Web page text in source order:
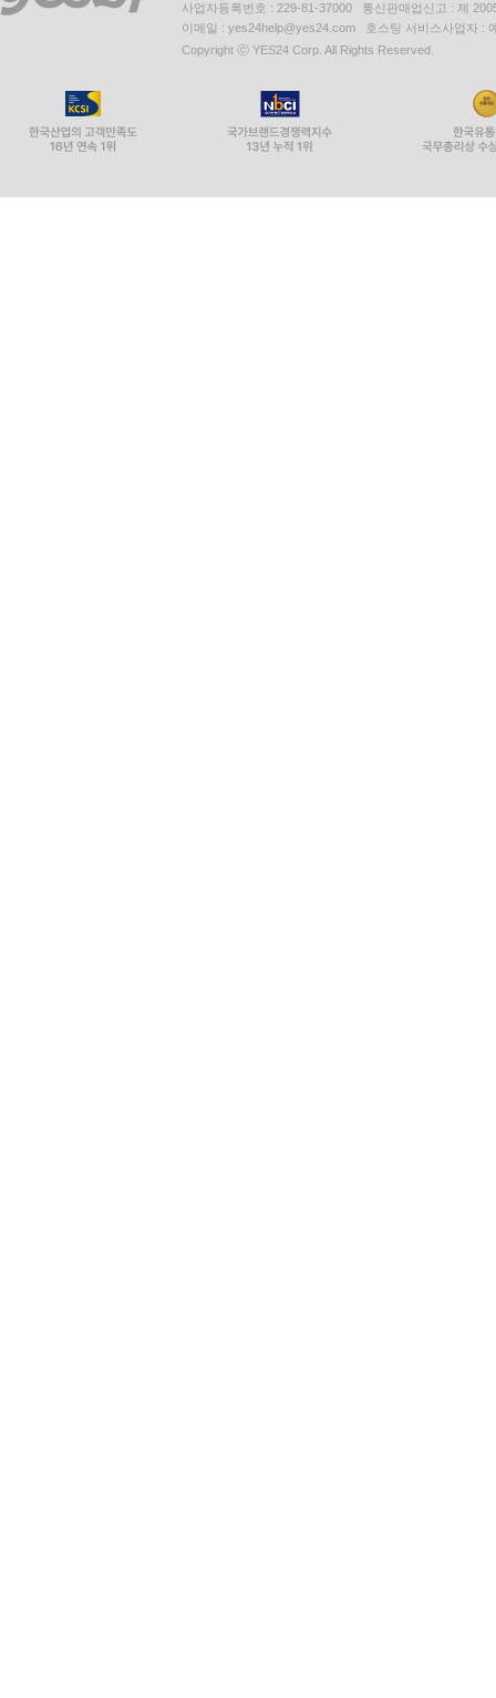
사업자등록번호 : 229-81-37000 통신판매업신고 : 제
이메일 : yes24help@yes24.com 호스팅 서비스사업자 :
Copyright ⓒ YES24 Corp. All Rights Reserved.